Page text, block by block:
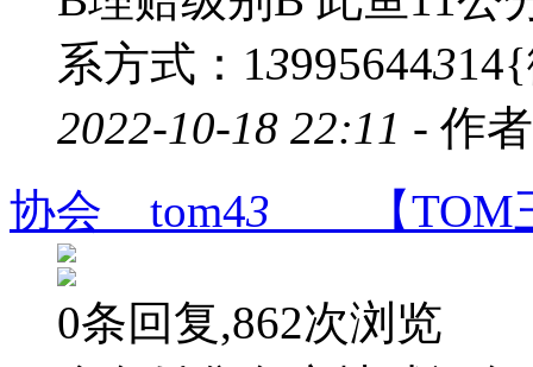
系方式：139956443
2022-10-18 22:11 - 作
协会 tom43 【TOM
0条回复,862次浏览